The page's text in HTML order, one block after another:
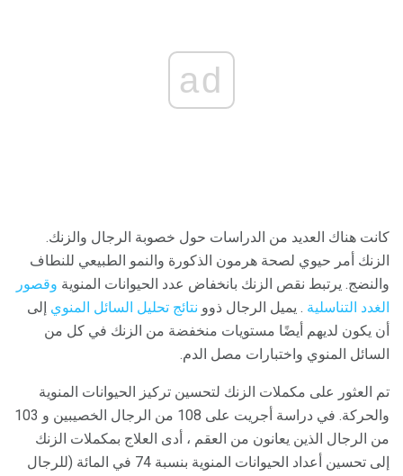
ad
كانت هناك العديد من الدراسات حول خصوبة الرجال والزنك.
الزنك أمر حيوي لصحة هرمون الذكورة والنمو الطبيعي للنطاف
والنضج. يرتبط نقص الزنك بانخفاض عدد الحيوانات المنوية وقصور
الغدد التناسلية . يميل الرجال ذوو نتائج تحليل السائل المنوي إلى
أن يكون لديهم أيضًا مستويات منخفضة من الزنك في كل من
السائل المنوي واختبارات مصل الدم.
تم العثور على مكملات الزنك لتحسين تركيز الحيوانات المنوية
والحركة. في دراسة أجريت على 108 من الرجال الخصيبين و 103
من الرجال الذين يعانون من العقم ، أدى العلاج بمكملات الزنك
إلى تحسين أعداد الحيوانات المنوية بنسبة 74 في المائة (للرجال